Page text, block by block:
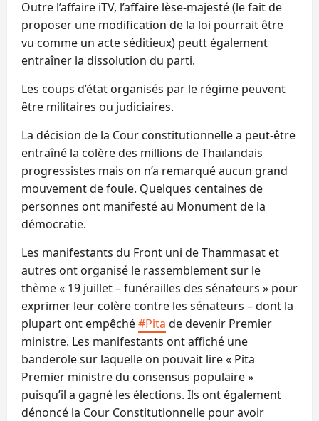
Outre l’affaire iTV, l’affaire lèse-majesté (le fait de
proposer une modification de la loi pourrait être
vu comme un acte séditieux) peutt également
entraîner la dissolution du parti.
Les coups d’état organisés par le régime peuvent
être militaires ou judiciaires.
La décision de la Cour constitutionnelle a peut-être
entraîné la colère des millions de Thaïlandais
progressistes mais on n’a remarqué aucun grand
mouvement de foule. Quelques centaines de
personnes ont manifesté au Monument de la
démocratie.
Les manifestants du Front uni de Thammasat et
autres ont organisé le rassemblement sur le
thème « 19 juillet – funérailles des sénateurs » pour
exprimer leur colère contre les sénateurs – dont la
plupart ont empêché#Pita de devenir Premier
ministre. Les manifestants ont affiché une
banderole sur laquelle on pouvait lire « Pita
Premier ministre du consensus populaire »
puisqu’il a gagné les élections. Ils ont également
dénoncé la Cour Constitutionnelle pour avoir